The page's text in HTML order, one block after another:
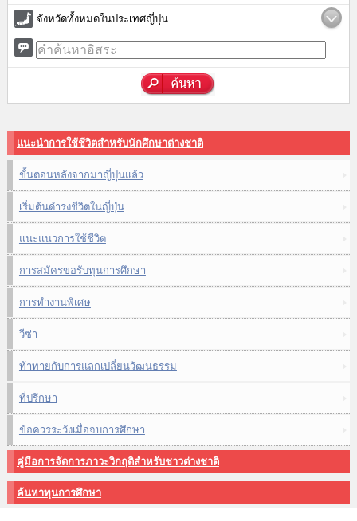
จังหวัดทั้งหมดในประเทศญี่ปุ่น
แนะนำการใช้ชีวิตสำหรับนักศึกษาต่างชาติ
ขั้นตอนหลังจากมาญี่ปุ่นแล้ว
เริ่มต้นดำรงชีวิตในญี่ปุ่น
แนะแนวการใช้ชีวิต
การสมัครขอรับทุนการศึกษา
การทำงานพิเศษ
วีซ่า
ท้าทายกับการแลกเปลี่ยนวัฒนธรรม
ที่ปรึกษา
ข้อควรระวังเมื่อจบการศึกษา
คู่มือการจัดการภาวะวิกฤติสำหรับชาวต่างชาติ
ค้นหาทุนการศึกษา